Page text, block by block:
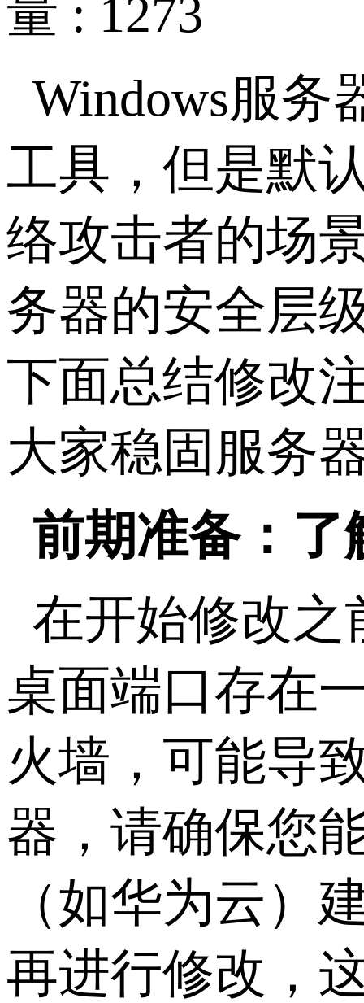
量 : 1273
Windows服务
工具，但是默
络攻击者的场
务器的安全层
下面总结修改
大家稳固服务
前期准备：了
在开始修改之
桌面端口存在
火墙，可能导
器，请确保您
（如华为云）
再进行修改，